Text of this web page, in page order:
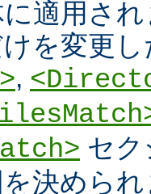
適用さ
を変更
,
セ
決めら